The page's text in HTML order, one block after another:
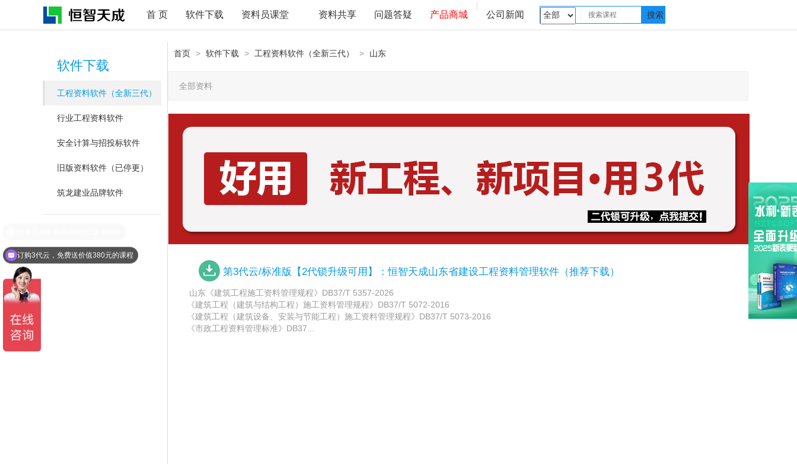
首 页 软件下载 资料员课堂 资料共享 问题答疑 产品商城 公司新闻
软件下载
工程资料软件（全新三代）
行业工程资料软件
安全计算与招投标软件
旧版资料软件（已停更）
筑龙建业品牌软件
首页 > 软件下载 > 工程资料软件（全新三代） > 山东
全部资料
第3代云/标准版【2代锁升级可用】：恒智天成山东省建设工程资料管理软件（推荐下载）
山东《建筑工程施工资料管理规程》DB37/T 5357-2026
《建筑工程（建筑与结构工程）施工资料管理规程》DB37/T 5072-2016
《建筑工程（建筑设备、安装与节能工程）施工资料管理规程》DB37/T 5073-2016
《市政工程资料管理标准》DB37...
订购3代云，免费送价值380元的课程